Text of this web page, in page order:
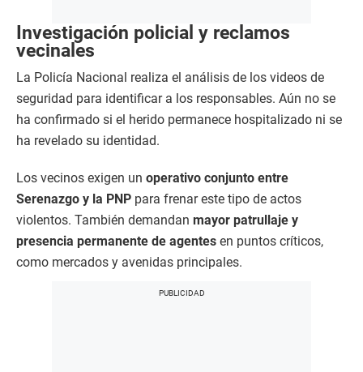
Investigación policial y reclamos
vecinales
La Policía Nacional realiza el análisis de los videos de
seguridad para identificar a los responsables. Aún no se
ha confirmado si el herido permanece hospitalizado ni se
ha revelado su identidad.
Los vecinos exigen un operativo conjunto entre
Serenazgo y la PNP para frenar este tipo de actos
violentos. También demandan mayor patrullaje y
presencia permanente de agentes en puntos críticos,
como mercados y avenidas principales.